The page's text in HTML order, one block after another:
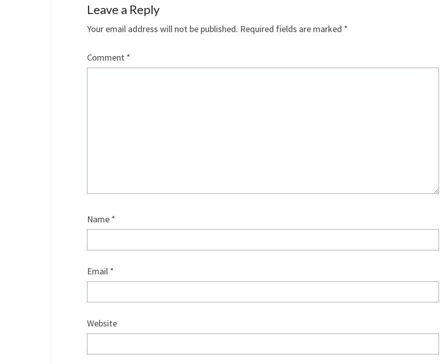
Leave a Reply
Your email address will not be published. Required fields are marked *
Comment *
Name *
Email *
Website